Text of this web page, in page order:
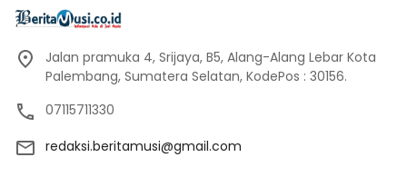
Jalan pramuka 4, Srijaya, B5, Alang-Alang Lebar Kota
Palembang, Sumatera Selatan, KodePos : 30156.
07115711330
redaksi.beritamusi@gmail.com